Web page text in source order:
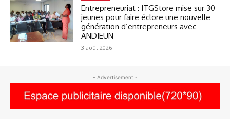
Entrepreneuriat : ITGStore mise sur 30
jeunes pour faire éclore une nouvelle
génération d’entrepreneurs avec
ANDJEUN
3 août 2026
- Advertisement -